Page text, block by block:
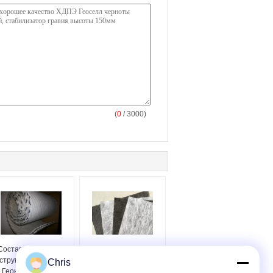
(0 / 3000)
ширина
сети 4м
Геонет Хдпе для
Chris